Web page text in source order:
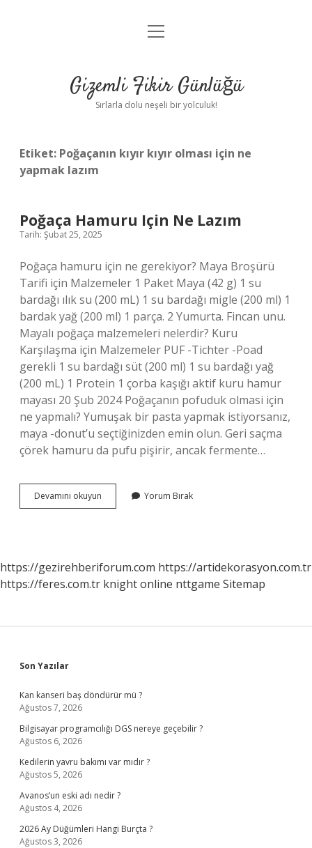
Anasayfa
Yasal Uyarı
menüyü
Gizemli Fikir Günlüğü
Sırlarla dolu neşeli bir yolculuk!
Etiket: Poğaçanın kıyır kıyır olması için ne
yapmak lazım
Poğaça Hamuru Için Ne Lazım
Tarih: Şubat 25, 2025
Poğaça hamuru için ne gerekiyor? Maya Broşürü
Tarifi için Malzemeler 1 Paket Maya (42 g) 1 su
bardağı ılık su (200 mL) 1 su bardağı migle (200 ml) 1
bardak yağ (200 ml) 1 parça. 2 Yumurta. Fincan unu.
Mayalı poğaça malzemeleri nelerdir? Kuru
Karşılaşma için Malzemeler PUF -Tichter -Poad
gerekli 1 su bardağı süt (200 ml) 1 su bardağı yağ
(200 mL) 1 Protein 1 çorba kaşığı aktif kuru hamur
mayası 20 Şub 2024 Poğaçanın pofuduk olmasi için
ne yapmalı? Yumuşak bir pasta yapmak istiyorsanız,
maya -donut’u seçtiğinizden emin olun. Geri saçma
çörek hamuru da pufu pişirir, ancak fermente…
Devamını okuyun
Hamuru
Yorum Bırak
https://gezirehberiforum.com https://artidekorasyon.com.tr
https://feres.com.tr knight online nttgame Sitemap
Sidebar
Son Yazılar
Kan kanseri baş döndürür mü ?
Ağustos 7, 2026
Bilgisayar programcılığı DGS nereye geçebilir ?
Ağustos 6, 2026
Kedilerin yavru bakımı var mıdır ?
Ağustos 5, 2026
Avanos’un eski adı nedir ?
Ağustos 4, 2026
2026 Ay Düğümleri Hangi Burçta ?
Ağustos 3, 2026